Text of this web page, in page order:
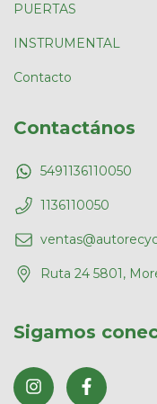
PUERTAS
INSTRUMENTAL
Contacto
Contactános
5491136110050
1136110050
Ruta 24 5801,
Sigamos